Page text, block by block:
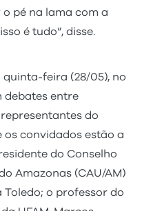
pé na lama com a
é tudo”, disse.
feira (28/05), no
debates entre
do
os convidados estão a
do Conselho
Amazonas (CAU/AM)
Toledo; o professor do